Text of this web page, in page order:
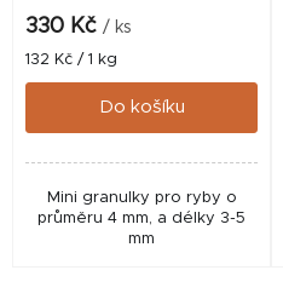
330 Kč / ks
Měrná
cena:
132 Kč / 1 kg
Do košíku
Mini granulky pro ryby o
průměru 4 mm, a délky 3-5
mm